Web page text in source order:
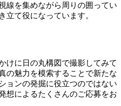
線を集めながら周りの囲ってい
立て役になっています。
けに日の丸構図で撮影してみて
の魅力を模索することで新たな
ョンの発掘に役立つのではない
想によるたくさんのご応募をお